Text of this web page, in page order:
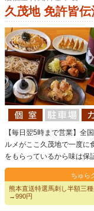
久茂地 免許皆伝
【毎日翌5時まで営業】全
ルメがここ久茂地で一度に
をもらっているから味は保
ちゅら
熊本直送特選馬刺し半額三
→990円